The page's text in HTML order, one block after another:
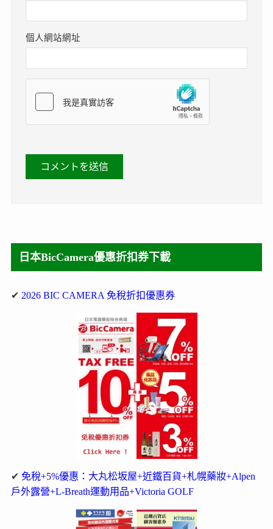
個人網站網址
日本BicCamera優惠折扣券下載
✔ 2026 BIC CAMERA 免稅折扣優惠券
✔ 免稅+5%優惠：大丸松坂屋+近鐵百貨+札幌藥妝+Alpen
戶外露營+L-Breath運動用品+Victoria GOLF